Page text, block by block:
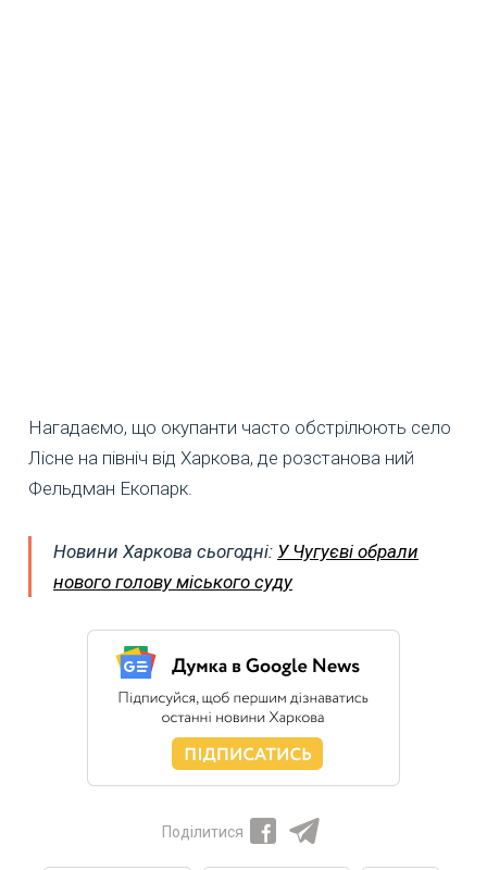
Нагадаємо, що окупанти часто обстрілюють село
Лісне на північ від Харкова, де розстанова ний
Фельдман Екопарк.
Новини Харкова сьогодні: У Чугуєві обрали
нового голову міського суду
Поділитися